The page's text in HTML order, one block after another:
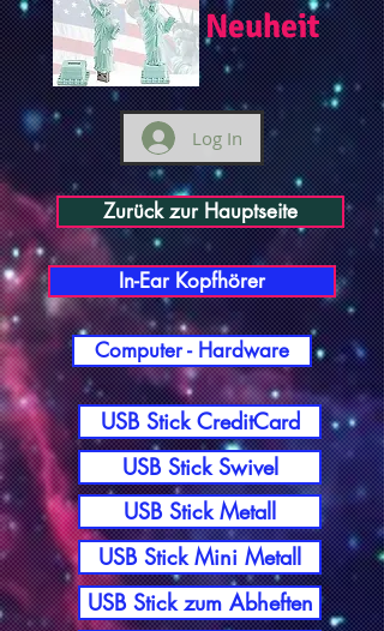
Neuheit
Log In
Zurück zur Hauptseite
In-Ear Kopfhörer
Computer - Hardware
USB Stick CreditCard
USB Stick Swivel
USB Stick Metall
USB Stick Mini Metall
USB Stick zum Abheften